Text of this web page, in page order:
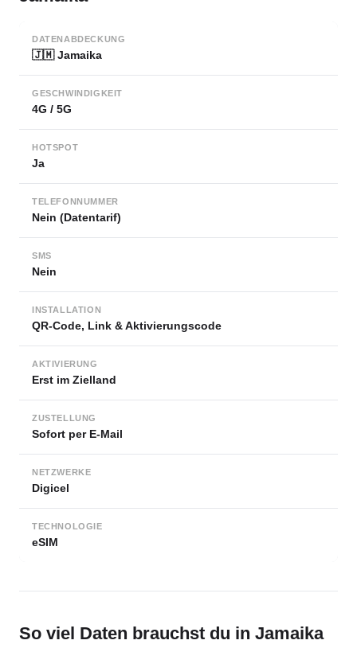
DATENABDECKUNG
🇯🇲 Jamaika
GESCHWINDIGKEIT
4G / 5G
HOTSPOT
Ja
TELEFONNUMMER
Nein (Datentarif)
SMS
Nein
INSTALLATION
QR-Code, Link & Aktivierungscode
AKTIVIERUNG
Erst im Zielland
ZUSTELLUNG
Sofort per E-Mail
NETZWERKE
Digicel
TECHNOLOGIE
eSIM
So viel Daten brauchst du in Jamaika